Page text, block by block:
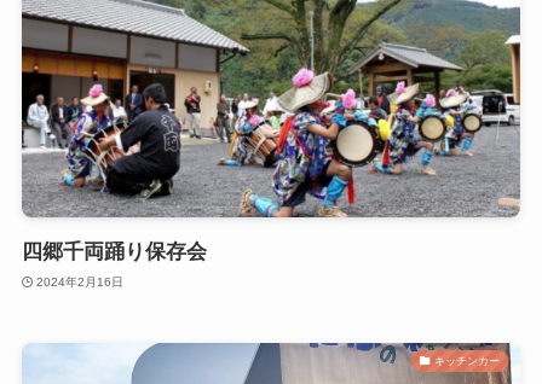
四郷千両踊り保存会
2024年2月16日
キッチンカー